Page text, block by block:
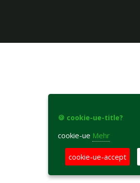
🍪 cookie-ue-title?
cookie-ue Mehr
cookie-ue-accept